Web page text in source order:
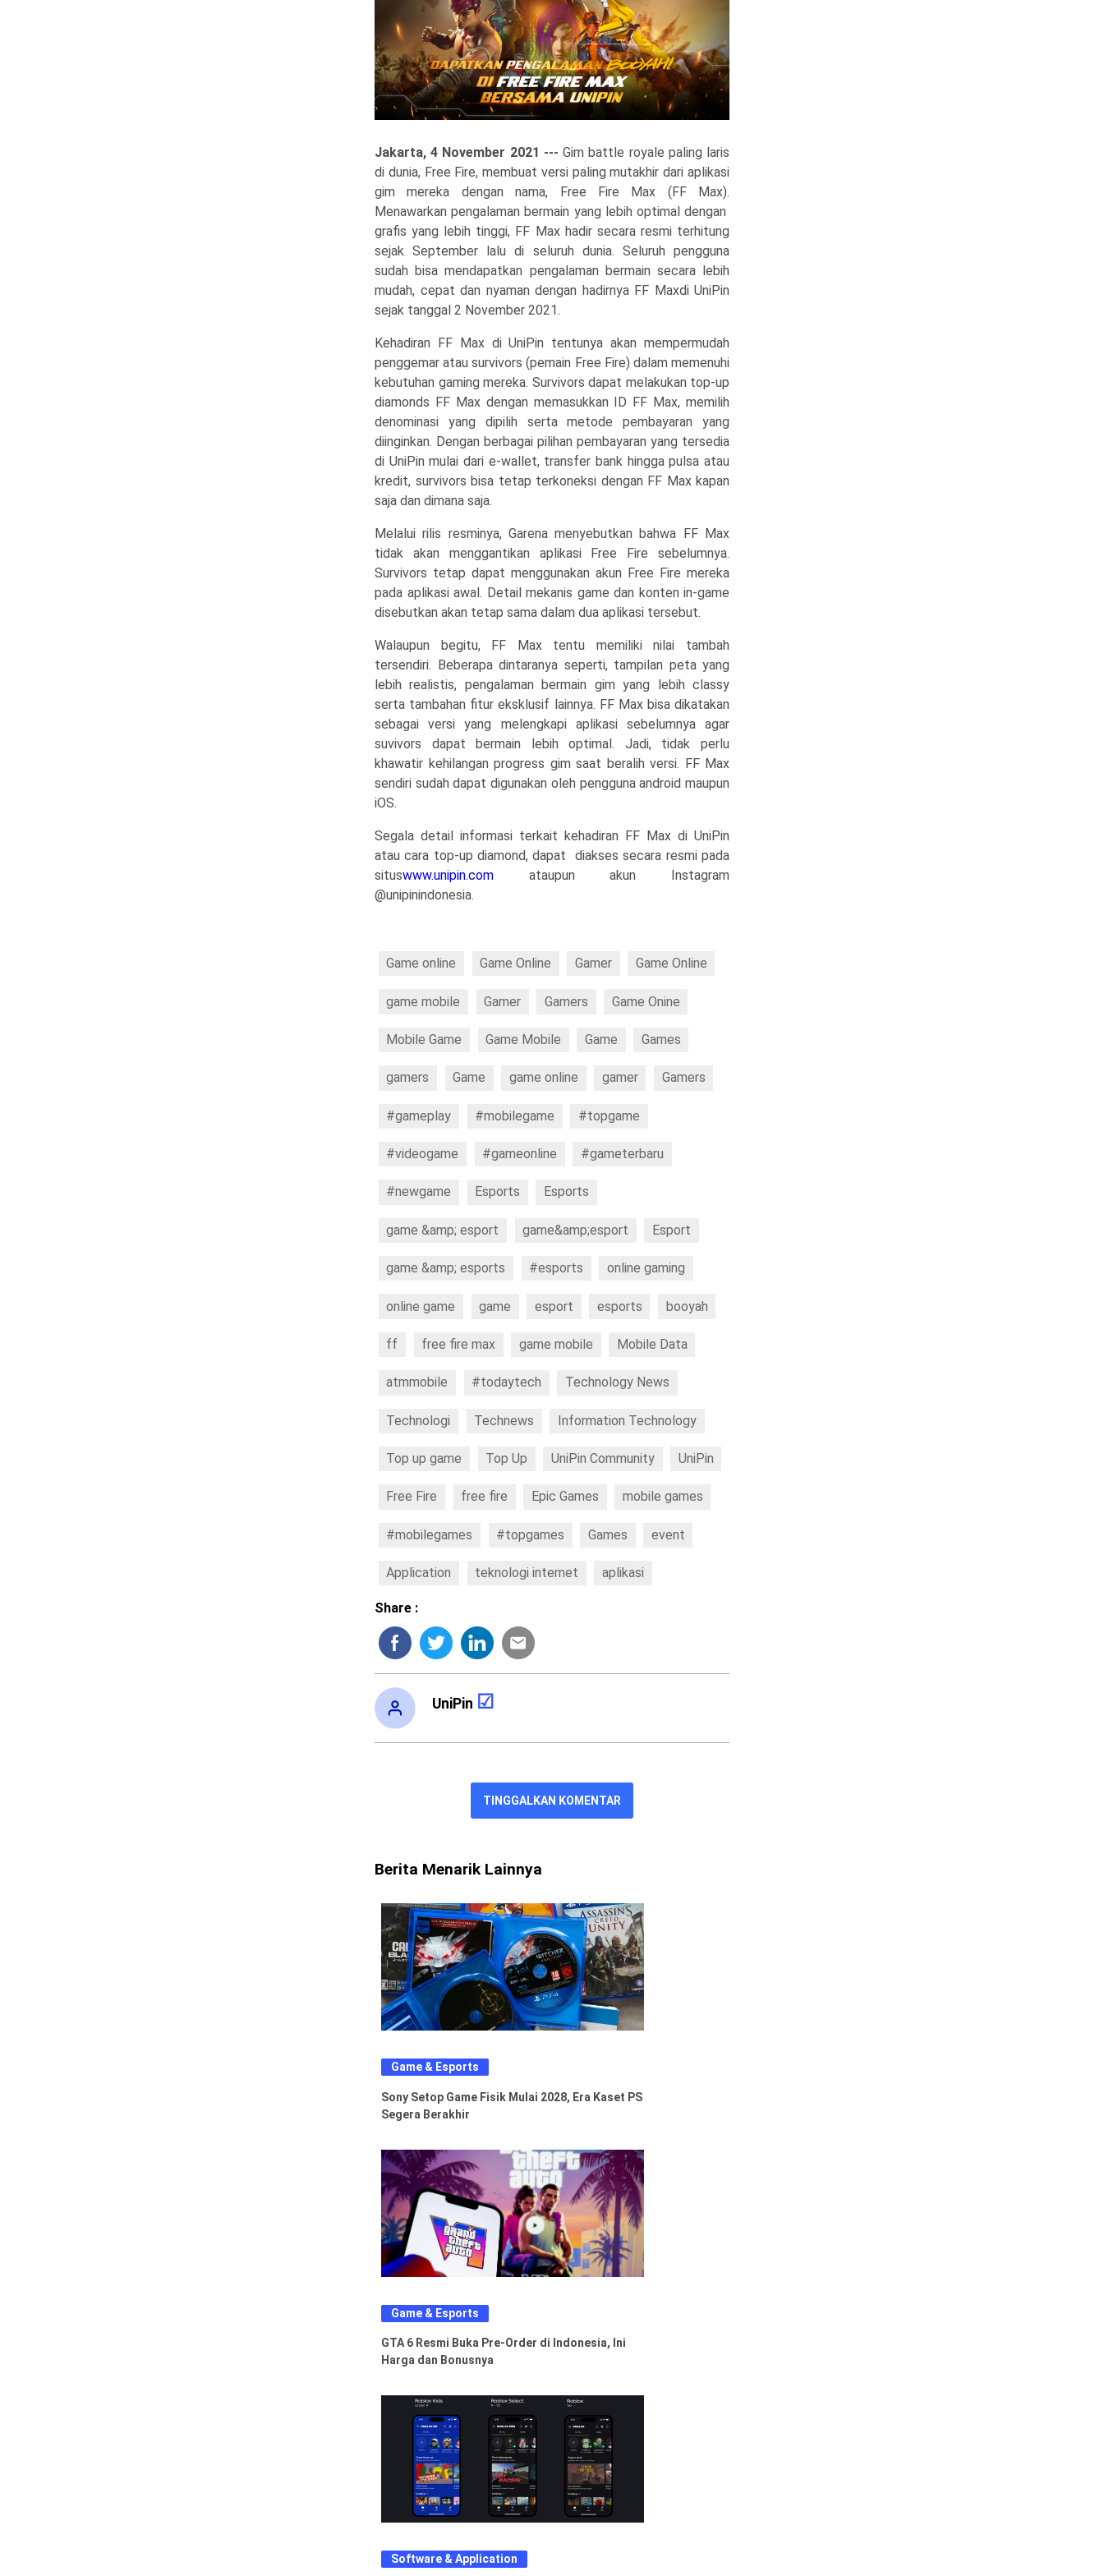
Jakarta, 4 November 2021 ---Gim battle royale paling laris
di dunia, Free Fire, membuat versi paling mutakhir dari aplikasi
gim mereka dengan nama, Free Fire Max (FF Max).
Menawarkan pengalaman bermain yang lebih optimal dengan
grafis yang lebih tinggi, FF Max hadir secara resmi terhitung
sejak September lalu di seluruh dunia. Seluruh pengguna
sudah bisa mendapatkan pengalaman bermain secara lebih
mudah, cepat dan nyaman dengan hadirnya FF Maxdi UniPin
sejak tanggal 2 November 2021.
Kehadiran FF Max di UniPin tentunya akan mempermudah
penggemar atau survivors (pemain Free Fire) dalam memenuhi
kebutuhan gaming mereka. Survivors dapat melakukan top-up
diamonds FF Max dengan memasukkan ID FF Max, memilih
denominasi yang dipilih serta metode pembayaran yang
diinginkan. Dengan berbagai pilihan pembayaran yang tersedia
di UniPin mulai dari e-wallet, transfer bank hingga pulsa atau
kredit, survivors bisa tetap terkoneksi dengan FF Max kapan
saja dan dimana saja.
Melalui rilis resminya, Garena menyebutkan bahwa FF Max
tidak akan menggantikan aplikasi Free Fire sebelumnya.
Survivors tetap dapat menggunakan akun Free Fire mereka
pada aplikasi awal. Detail mekanis game dan konten in-game
disebutkan akan tetap sama dalam dua aplikasi tersebut.
Walaupun begitu, FF Max tentu memiliki nilai tambah
tersendiri. Beberapa dintaranya seperti, tampilan peta yang
lebih realistis, pengalaman bermain gim yang lebih classy
serta tambahan fitur eksklusif lainnya. FF Max bisa dikatakan
sebagai versi yang melengkapi aplikasi sebelumnya agar
suvivors dapat bermain lebih optimal. Jadi, tidak perlu
khawatir kehilangan progress gim saat beralih versi. FF Max
sendiri sudah dapat digunakan oleh pengguna android maupun
iOS.
Segala detail informasi terkait kehadiran FF Max di UniPin
atau cara top-up diamond, dapat
diakses secara resmi pada
situswww.unipin.com ataupun akun Instagram
@unipinindonesia.
Game online Game Online Gamer Game Online
game mobile Gamer Gamers Game Onine
Mobile Game Game Mobile Game Games
gamers Game game online gamer Gamers
#gameplay #mobilegame #topgame
#videogame #gameonline #gameterbaru
#newgame Esports Esports
game &amp; esport game&amp;esport Esport
game &amp; esports #esports online gaming
online game game esport esports booyah
ff free fire max game mobile Mobile Data
atmmobile #todaytech Technology News
Technologi Technews Information Technology
Top up game Top Up UniPin Community UniPin
Free Fire free fire Epic Games mobile games
#mobilegames #topgames Games event
Application teknologi internet aplikasi
Share :
UniPin
TINGGALKAN KOMENTAR
Berita Menarik Lainnya
Game & Esports
Sony Setop Game Fisik Mulai 2028, Era Kaset PS
Segera Berakhir
Game & Esports
GTA 6 Resmi Buka Pre-Order di Indonesia, Ini
Harga dan Bonusnya
Software & Application